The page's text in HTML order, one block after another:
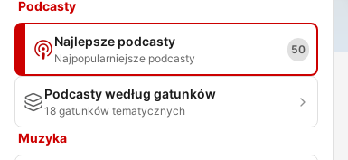
Podcasty
Najlepsze podcasty
Najpopularniejsze podcasty
50
Podcasty według gatunków
18 gatunków tematycznych
Muzyka